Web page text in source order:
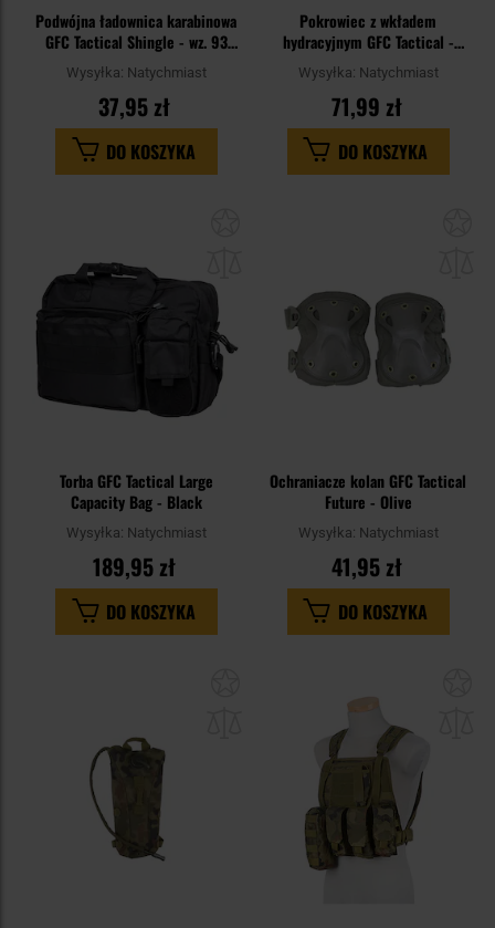
Podwójna ładownica karabinowa
GFC Tactical Shingle - wz. 93
"Pantera" / PL Woodland
Wysyłka: Natychmiast
37,95 zł
DO KOSZYKA
Pokrowiec z wkładem
hydracyjnym GFC Tactical -
Oliwkowy
Wysyłka: Natychmiast
71,99 zł
DO KOSZYKA
Torba GFC Tactical Large
Capacity Bag - Black
Wysyłka: Natychmiast
189,95 zł
DO KOSZYKA
Ochraniacze kolan GFC Tactical
Future - Olive
Wysyłka: Natychmiast
41,95 zł
DO KOSZYKA